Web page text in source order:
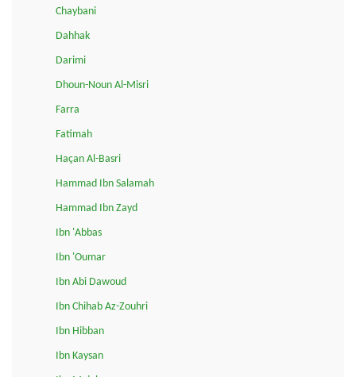
Chaybani
Dahhak
Darimi
Dhoun-Noun Al-Misri
Farra
Fatimah
Haçan Al-Basri
Hammad Ibn Salamah
Hammad Ibn Zayd
Ibn 'Abbas
Ibn 'Oumar
Ibn Abi Dawoud
Ibn Chihab Az-Zouhri
Ibn Hibban
Ibn Kaysan